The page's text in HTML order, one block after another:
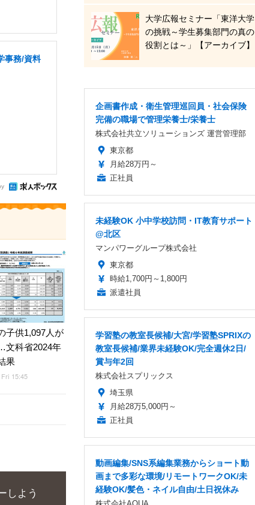
事務/資料
子供1,097人が
文科省2024年
果
15:45
しよう
大学広報セミナー「東洋大学
の挑戦～学生募集部門の真の
役割とは～」【アーカイブ】
企画書作成・衛生管理巡回員・社会保険
完備の職場で管理栄養士/栄養士
株式会社共立ソリューションズ 運営管理部
東京都
月給28万円～
正社員
未経験OK 小中学校訪問・IT教育サポート
@北区
マンパワーグループ株式会社
東京都
時給1,700円～1,800円
派遣社員
学習塾の教室長候補/大宮/学習塾SPRIXの
教室長候補/業界未経験OK/完全週休2日/
賞与年2回
株式会社スプリックス
埼玉県
月給28万5,000円～
正社員
動画編集/SNS系編集業務からショート動
画まで多彩な環境/リモートワークOK/未
経験OK/髪色・ネイル自由/土日祝休み